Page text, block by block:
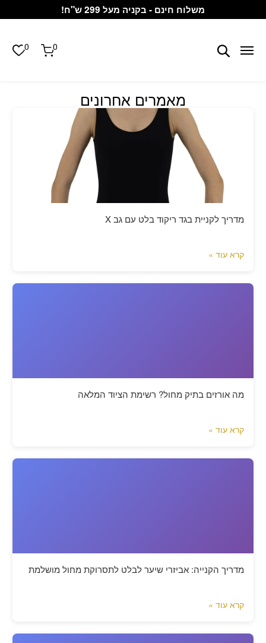
Skip to Content
Contact Usמשלוח חינם - בקניה מעל 299 ש"ח!
תפריט
0
עגלת
0
מאמרים אחרונים
מדריך לקניית בגד ריקוד בלט עם גב X
קרא עוד »
מה אורזים בתיק מחול? רשימת הציוד המלאה
קרא עוד »
מדריך הקנייה: אביזרי שיער לבלט לתסרוקת מחול מושלמת
קרא עוד »